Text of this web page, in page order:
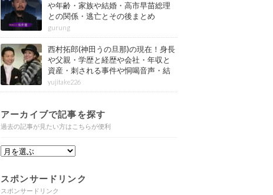
や年齢・家族や結婚・高市早苗総理
との関係・逃亡とその後まとめ
gurung
西村拓郎(神田うの旦那)の現在！身長
や父親・学歴と経歴や会社・年収と
資産・刺される事件や恫喝音声・結
婚と子供や自宅・脳梗塞の病気もま
とめ
yujitake226
アーカイブで記事を探す
過去の記事が見たい方はこちらが便利
スポンサードリンク
スポンサードリンク